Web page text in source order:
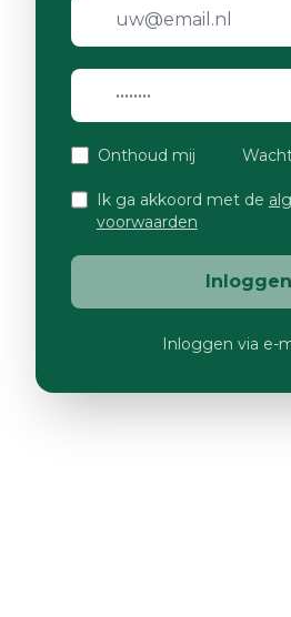
Onthoud mij
Ik ga akkoord met de
voorwaarden
Inloggen
Inloggen via e-